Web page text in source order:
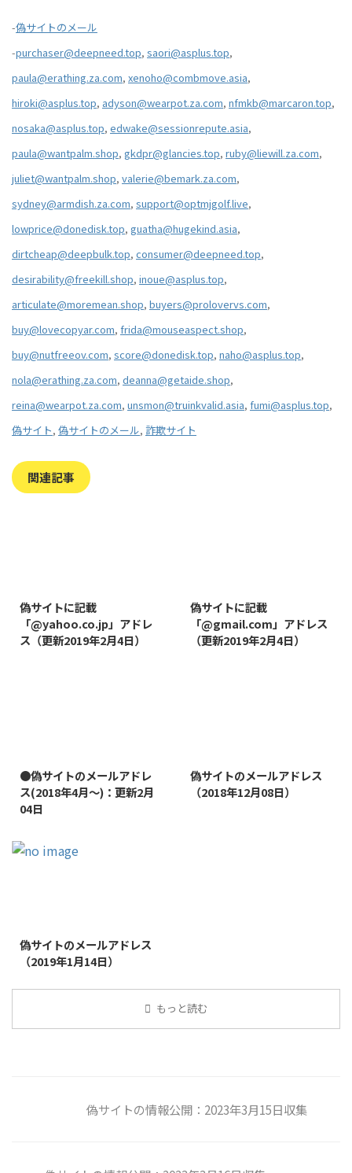
-偽サイトのメール
-purchaser@deepneed.top, saori@asplus.top,
paula@erathing.za.com, xenoho@combmove.asia,
hiroki@asplus.top, adyson@wearpot.za.com, nfmkb@marcaron.top,
nosaka@asplus.top, edwake@sessionrepute.asia,
paula@wantpalm.shop, gkdpr@glancies.top, ruby@liewill.za.com,
juliet@wantpalm.shop, valerie@bemark.za.com,
sydney@armdish.za.com, support@optmjgolf.live,
lowprice@donedisk.top, guatha@hugekind.asia,
dirtcheap@deepbulk.top, consumer@deepneed.top,
desirability@freekill.shop, inoue@asplus.top,
articulate@moremean.shop, buyers@prolovervs.com,
buy@lovecopyar.com, frida@mouseaspect.shop,
buy@nutfreeov.com, score@donedisk.top, naho@asplus.top,
nola@erathing.za.com, deanna@getaide.shop,
reina@wearpot.za.com, unsmon@truinkvalid.asia, fumi@asplus.top,
偽サイト, 偽サイトのメール, 詐欺サイト
関連記事
偽サイトに記載
「@yahoo.co.jp」アドレ
ス（更新2019年2月4日）
偽サイトに記載
「@gmail.com」アドレス
（更新2019年2月4日）
●偽サイトのメールアドレ
ス(2018年4月～)：更新2月
04日
偽サイトのメールアドレス
（2018年12月08日）
偽サイトのメールアドレス
（2019年1月14日）
もっと読む
偽サイトの情報公開：2023年3月15日収集